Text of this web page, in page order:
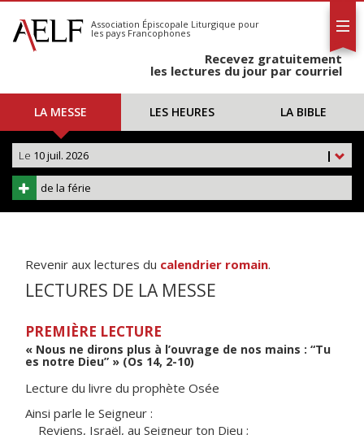
S'abonner
Calendrier
Association Épiscopale Liturgique pour
les pays Francophones
Recevez gratuitement
les lectures du jour par courriel
LA MESSE LES HEURES LA BIBLE
|
Le 10 juil. 2026
de la férie
Revenir aux lectures du calendrier romain.
LECTURES DE LA MESSE
PREMIÈRE LECTURE
« Nous ne dirons plus à l’ouvrage de nos mains : “Tu
es notre Dieu” » (Os 14, 2-10)
Lecture du livre du prophète Osée
Ainsi parle le Seigneur :
Reviens, Israël, au Seigneur ton Dieu ;